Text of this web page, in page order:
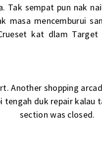
Tak sempat pun nak
masa mencemburui
kat dlam
Another shopping
tengah duk repair kalau
section was closed.